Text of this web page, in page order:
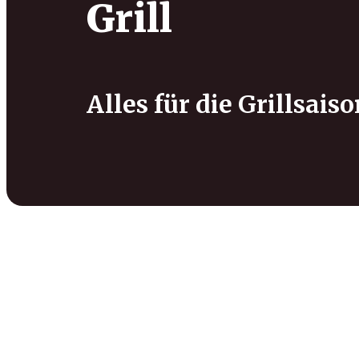
Grill
Alles für die